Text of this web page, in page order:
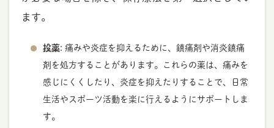
ます。
投薬: 痛みや炎症を抑えるために、鎮痛剤や消炎鎮痛
剤を処方することがあります。これらの薬は、痛みを
感じにくくしたり、炎症を抑えたりすることで、日常
生活やスポーツ活動を楽に行えるようにサポートしま
す。